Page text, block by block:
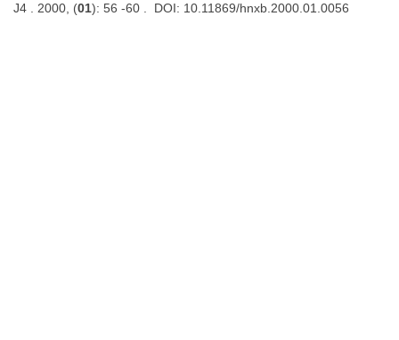
J4 . 2000, (01): 56 -60 . DOI: 10.11869/hnxb.2000.01.0056